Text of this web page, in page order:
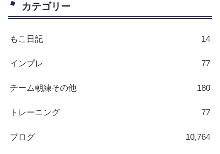
カテゴリー
もこ日記 14
インプレ 77
チーム朝練その他 180
トレーニング 77
ブログ 10,764